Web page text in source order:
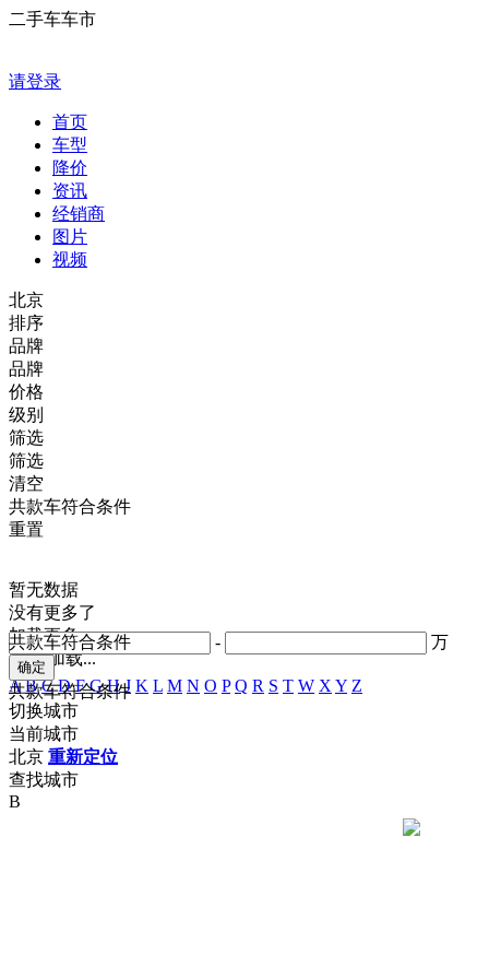
二手车车市
请登录
首页
车型
降价
资讯
经销商
图片
视频
北京
排序
品牌
品牌
价格
- 万
共款车符合条件
级别
共款车符合条件
筛选
筛选
清空
共款车符合条件
重置
暂无数据
没有更多了
加载更多
正在加载...
A B C D F G H J K L M N O P Q R S T W X Y Z
切换城市
当前城市
北京 重新定位
查找城市
B